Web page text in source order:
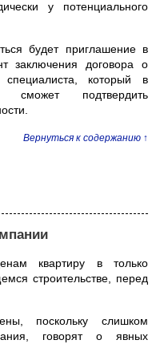
у потенциального
будет приглашение в
заключения договора о
специалиста, который в
подтвердить
Вернуться к содержанию ↑
квартиру в только
строительстве, перед
поскольку слишком
говорят о явных